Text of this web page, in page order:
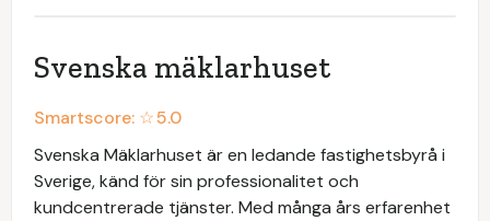
Svenska mäklarhuset
Smartscore: ☆5.0
Svenska Mäklarhuset är en ledande fastighetsbyrå i
Sverige, känd för sin professionalitet och
kundcentrerade tjänster. Med många års erfarenhet